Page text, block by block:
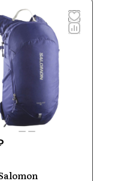
и аксессуары для
уделяется
и
износостойкость и